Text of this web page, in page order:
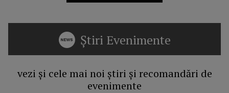
Știri Evenimente
vezi și cele mai noi știri și recomandări de
evenimente